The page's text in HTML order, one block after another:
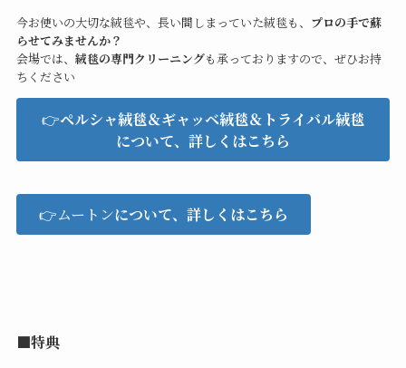
今お使いの大切な絨毯や、長い間しまっていた絨毯も、 プロの手で蘇
らせてみませんか？
会場では、 絨毯の専門クリーニングも承っておりますので、ぜひお持
ちください
👉ペルシャ絨毯＆ギャッベ絨毯＆トライバル絨毯
について、詳しくはこちら
👉ムートンについて、詳しくはこちら
■特典